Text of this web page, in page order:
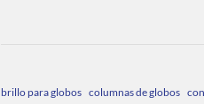
brillo para globos columnas de globos